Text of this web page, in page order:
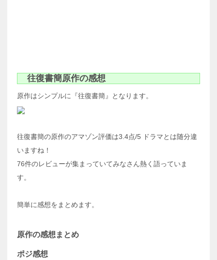
往復書簡原作の感想
原作はシンプルに『往復書簡』となります。
往復書簡の原作のアマゾン評価は3.4点/5 ドラマとは随分違
いますね！
76件のレビューが集まっていてみなさん熱く語っていま
す。
簡単に感想をまとめます。
原作の感想まとめ
ポジ感想